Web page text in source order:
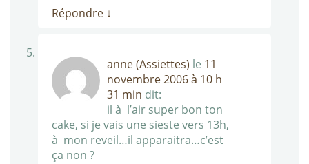
Répondre ↓
anne (Assiettes) le 11
novembre 2006 à 10 h
31 min dit:
il à l’air super bon ton
cake, si je vais une sieste vers 13h,
à mon reveil…il apparaitra…c’est
ça non ?